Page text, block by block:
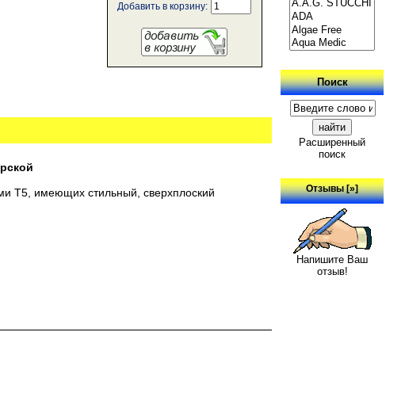
Добавить в корзину:
T5, имеющих стильный, сверхплоский
Поиск
Расширенный
поиск
Отзывы [»]
Напишите Ваш
отзыв!